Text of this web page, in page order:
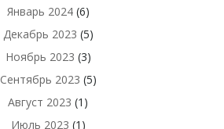
Январь 2024(6)
Декабрь 2023 (5)
Ноябрь 2023 (3)
Сентябрь 2023 (5)
Август 2023 (1)
Июль 2023 (1)